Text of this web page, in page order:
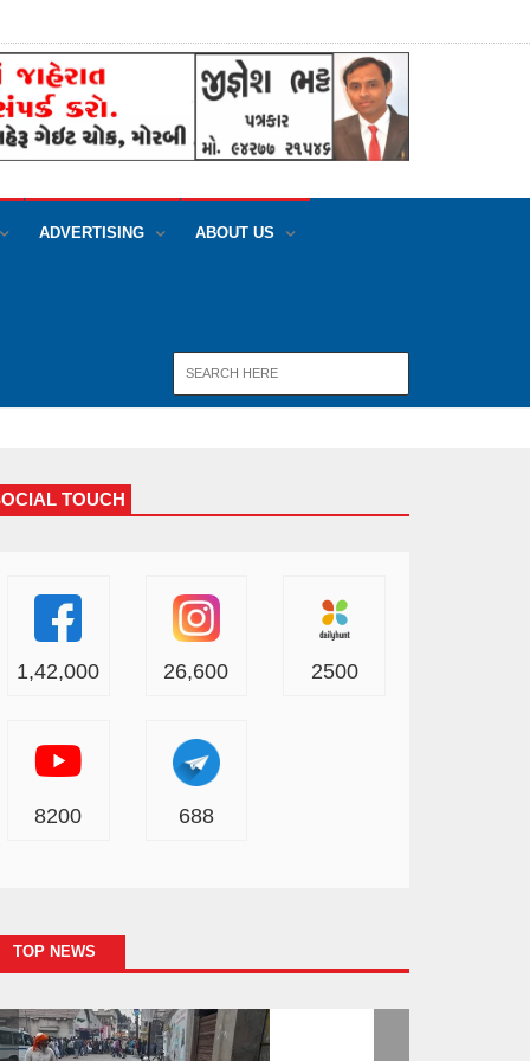
ADVERTISING ABOUT US
TOUCH
1,42,000 26,600 2500
8200 688
TOP NEWS